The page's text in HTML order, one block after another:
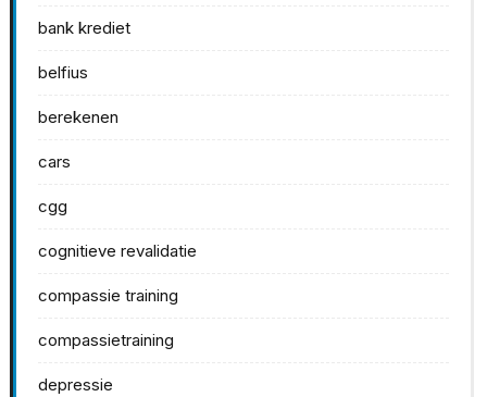
bank krediet
belfius
berekenen
cars
cgg
cognitieve revalidatie
compassie training
compassietraining
depressie